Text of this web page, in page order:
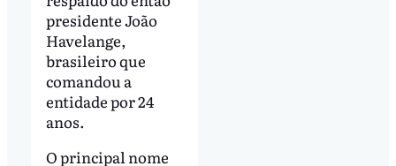
presidente João
Havelange,
brasileiro que
comandou a
entidade por 24
anos.
O principal nome